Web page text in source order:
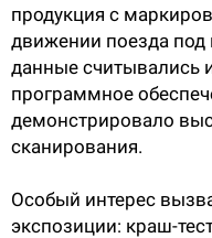
продукция с
движении поезда
данные считывались
программное
демонстрировало
сканирования.
Особый интерес
экспозиции: краш-